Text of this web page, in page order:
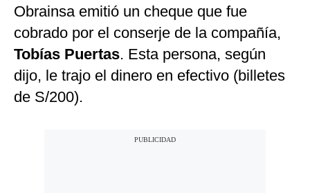
Obrainsa emitió un cheque que fue
cobrado por el conserje de la compañía,
Tobías Puertas. Esta persona, según
dijo, le trajo el dinero en efectivo (billetes
de S/200).